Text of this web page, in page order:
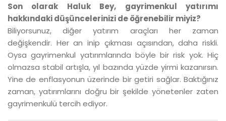
Son olarak Haluk Bey, gayrimenkul yatırımı
hakkındaki düşüncelerinizi de öğrenebilir miyiz?
Biliyorsunuz, diğer yatırım araçları her zaman
değişkendir. Her an inip çıkması açısından, daha riskli.
Oysa gayrimenkul yatırımlarında böyle bir risk yok. Hiç
olmazsa stabil artışla, yıl bazında yüzde yirmi kazanırsın.
Yine de enflasyonun üzerinde bir getiri sağlar. Baktığınız
zaman, yatırımlarını doğru bir şekilde yönetenler zaten
gayrimenkulü tercih ediyor.